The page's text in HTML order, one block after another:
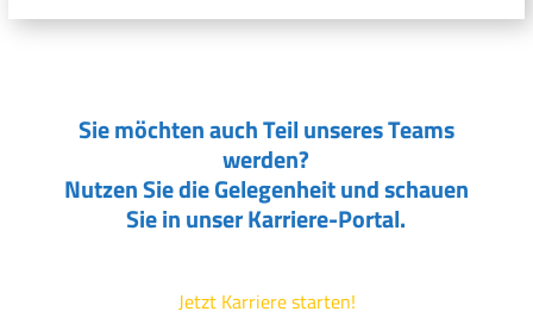
Sie möchten auch Teil unseres Teams
werden?
Nutzen Sie die Gelegenheit und schauen
Sie in unser Karriere-Portal.
Jetzt Karriere starten!